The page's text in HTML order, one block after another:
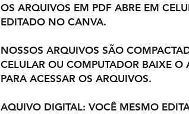
OS ARQUIVOS EM PDF ABRE EM
EDITADO NO CANVA.
NOSSOS ARQUIVOS SÃO
CELULAR OU COMPUTADOR BAIXE O
PARA ACESSAR OS ARQUIVOS.
AQUIVO DIGITAL: VOCÊ MESMO